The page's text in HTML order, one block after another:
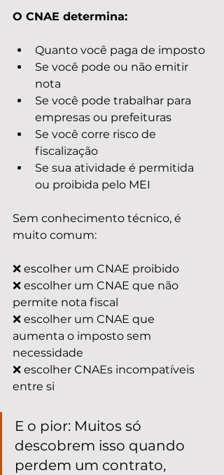
O CNAE determina:
Quanto você paga de imposto
Se você pode ou não emitir
nota
Se você pode trabalhar para
empresas ou prefeituras
Se você corre risco de
fiscalização
Se sua atividade é permitida
ou proibida pelo MEI
Sem conhecimento técnico, é
muito comum:
❌ escolher um CNAE proibido
❌ escolher um CNAE que não
permite nota fiscal
❌ escolher um CNAE que
aumenta o imposto sem
necessidade
❌ escolher CNAEs incompatíveis
entre si
E o pior: Muitos só
descobrem isso quando
perdem um contrato,